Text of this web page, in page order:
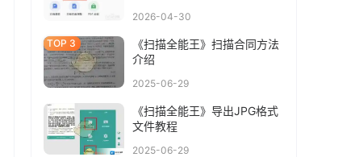
2026-04-30
《扫描全能王》扫描合同方法
介绍
2025-06-29
《扫描全能王》导出JPG格式
文件教程
2025-06-29